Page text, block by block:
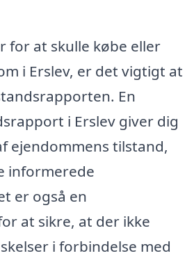
for at skulle købe eller
i Erslev, er det vigtigt at
En
i Erslev giver dig
ejendommens tilstand,
informerede
er også en
at sikre, at der ikke
i forbindelse med